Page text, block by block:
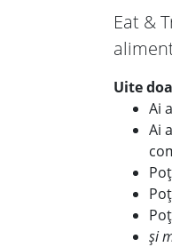
Eat &
Uite
Ai
Ai
și